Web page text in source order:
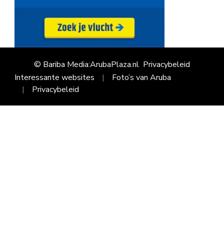
© Bariba Media:ArubaPlaza.nl Privacybeleid
Interessante websites
Foto’s van Aruba
Privacybeleid